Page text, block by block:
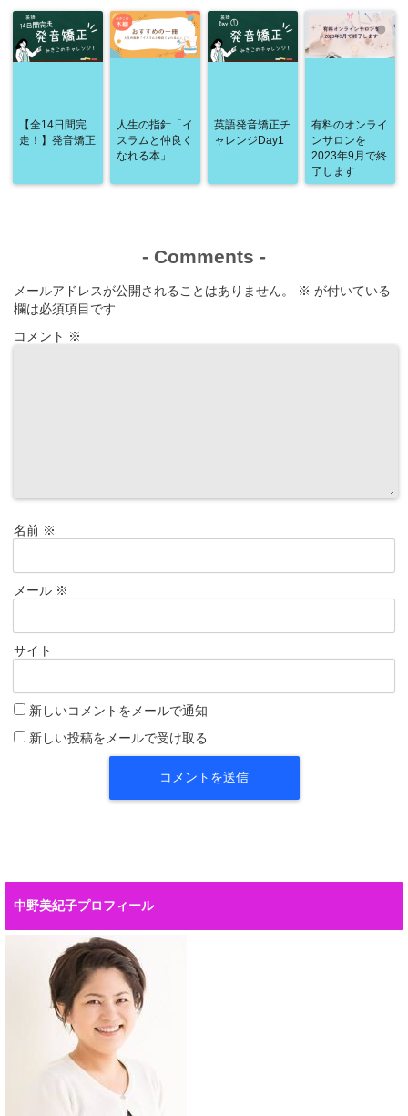
【全14日間完
走！】発音矯正
人生の指針「イ
スラムと仲良く
なれる本」
英語発音矯正チ
ャレンジDay1
有料のオンライ
ンサロンを
2023年9月で終
了します
- Comments -
メールアドレスが公開されることはありません。 ※ が付いている
欄は必須項目です
コメント ※
名前 ※
メール ※
サイト
新しいコメントをメールで通知
新しい投稿をメールで受け取る
中野美紀子プロフィール